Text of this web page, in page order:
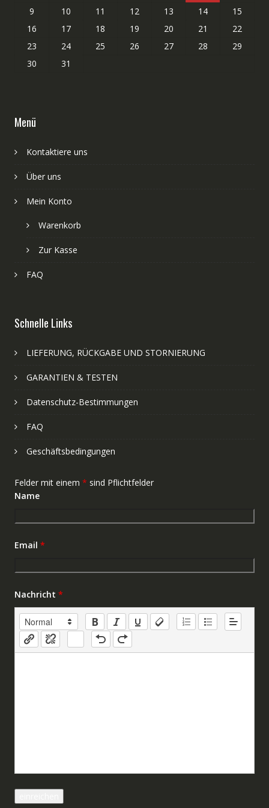
9
10 11 12 13 14
15
16
17 18 19 20 21
22
23
24 25 26 27 28
29
30
31
Menü
Kontaktiere uns
Über uns
Mein Konto
Warenkorb
Zur Kasse
FAQ
Schnelle Links
LIEFERUNG, RÜCKGABE UND STORNIERUNG
GARANTIEN & TESTEN
Datenschutz-Bestimmungen
FAQ
Geschäftsbedingungen
Felder mit einem * sind Pflichtfelder
Name
Email *
Nachricht *